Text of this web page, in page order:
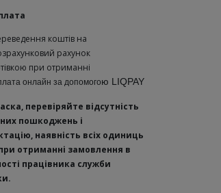
коштів на
рахунок
при отриманні
онлайн за допомогою LIQPAY
перевіряйте відсутність
пошкоджень і
наявність всіх одиниць
отриманні замовлення в
працівника служби